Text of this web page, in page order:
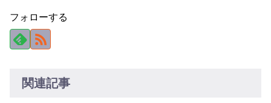
フォローする
関連記事